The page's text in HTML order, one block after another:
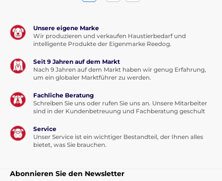
Unsere eigene Marke
Wir produzieren und verkaufen Haustierbedarf und
intelligente Produkte der Eigenmarke Reedog.
Seit 9 Jahren auf dem Markt
Nach 9 Jahren auf dem Markt haben wir genug Erfahrung,
um ein globaler Marktführer zu werden.
Fachliche Beratung
Schreiben Sie uns oder rufen Sie uns an. Unsere Mitarbeiter
sind in der Kundenbetreuung und Fachberatung geschult
Service
Unser Service ist ein wichtiger Bestandteil, der Ihnen alles
bietet, was Sie brauchen.
Abonnieren Sie den Newsletter